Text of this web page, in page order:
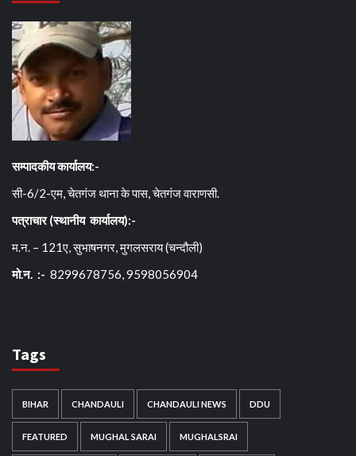
सम्पादकीय कार्यालय:-
सी-6/2-एम, चेतगंज थाना के पास, चेतगंज वाराणसी.
पत्राचार (स्थानीय कार्यालय):-
म.न. – 121ए, सुभाषनगर, मुगलसराय (चन्दौली)
मो.न. :- 8299678756, 9598056904
Tags
BIHAR CHANDAULI CHANDAULI NEWS DDU
FEATURED MUGHAL SARAI MUGHALSRAI